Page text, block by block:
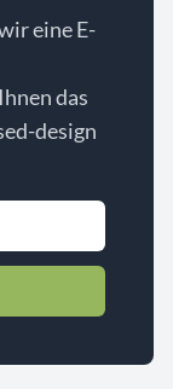
eine E-
das
design